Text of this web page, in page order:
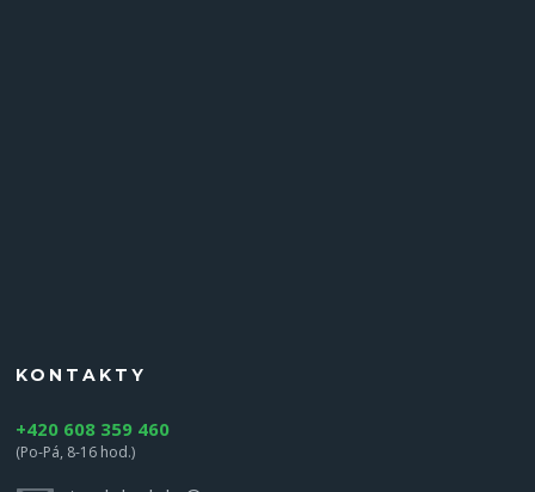
KONTAKTY
+420 608 359 460
(Po-Pá, 8-16 hod.)